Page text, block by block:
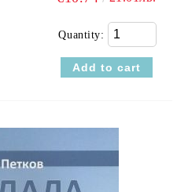
Quantity: